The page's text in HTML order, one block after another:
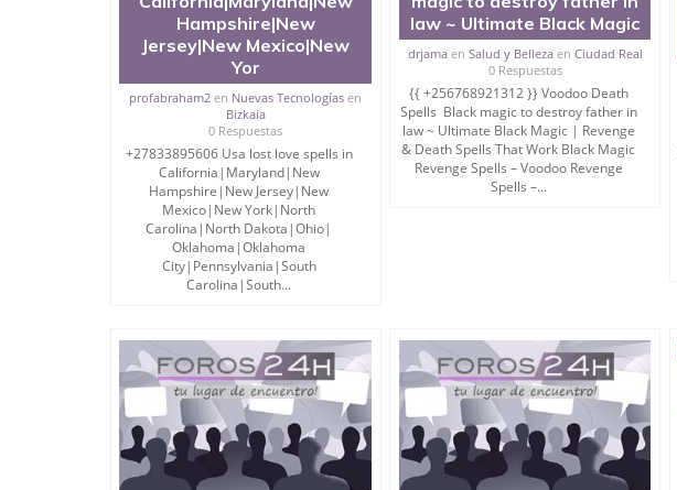
Hampshire|New
Jersey|New Mexico|New
Yor
profabraham2 en Nuevas Tecnologías en
Bizkaia
0 Respuestas
+27833895606 Usa lost love spells in
California|Maryland|New
Hampshire|New Jersey|New
Mexico|New York|North
Carolina|North Dakota|Ohio|
Oklahoma|Oklahoma
City|Pennsylvania|South
Carolina|South...
law ~ Ultimate Black Magic
drjamaen Salud y Bellezaen Ciudad Real
0 Respuestas
{{ +256768921312 }} Voodoo Death
Spells Black magic to destroy father in
law ~ Ultimate Black Magic | Revenge
& Death Spells That Work Black Magic
Revenge Spells – Voodoo Revenge
Spells –...